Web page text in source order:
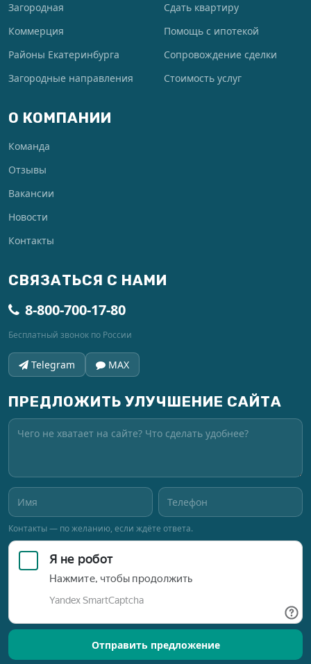
Загородная
Коммерция
Районы Екатеринбурга
Загородные направления
Сдать квартиру
Помощь с ипотекой
Сопровождение сделки
Стоимость услуг
О КОМПАНИИ
Команда
Отзывы
Вакансии
Новости
Контакты
СВЯЗАТЬСЯ С НАМИ
8-800-700-17-80
Бесплатный звонок по России
Telegram MAX
ПРЕДЛОЖИТЬ УЛУЧШЕНИЕ САЙТА
Контакты — по желанию, если ждёте ответа.
Отправить предложение